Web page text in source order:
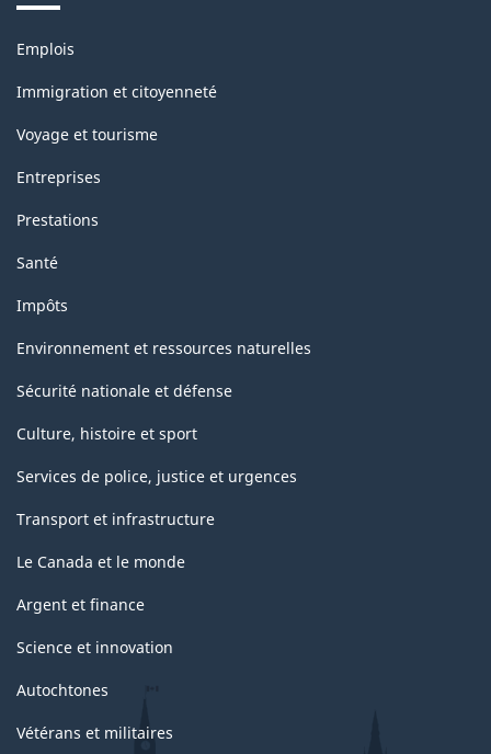
Thèmes
sujets
Emplois
Immigration et citoyenneté
Voyage et tourisme
Entreprises
Prestations
Santé
Impôts
Environnement et ressources naturelles
Sécurité nationale et défense
Culture, histoire et sport
Services de police, justice et urgences
Transport et infrastructure
Le Canada et le monde
Argent et finance
Science et innovation
Autochtones
Vétérans et militaires